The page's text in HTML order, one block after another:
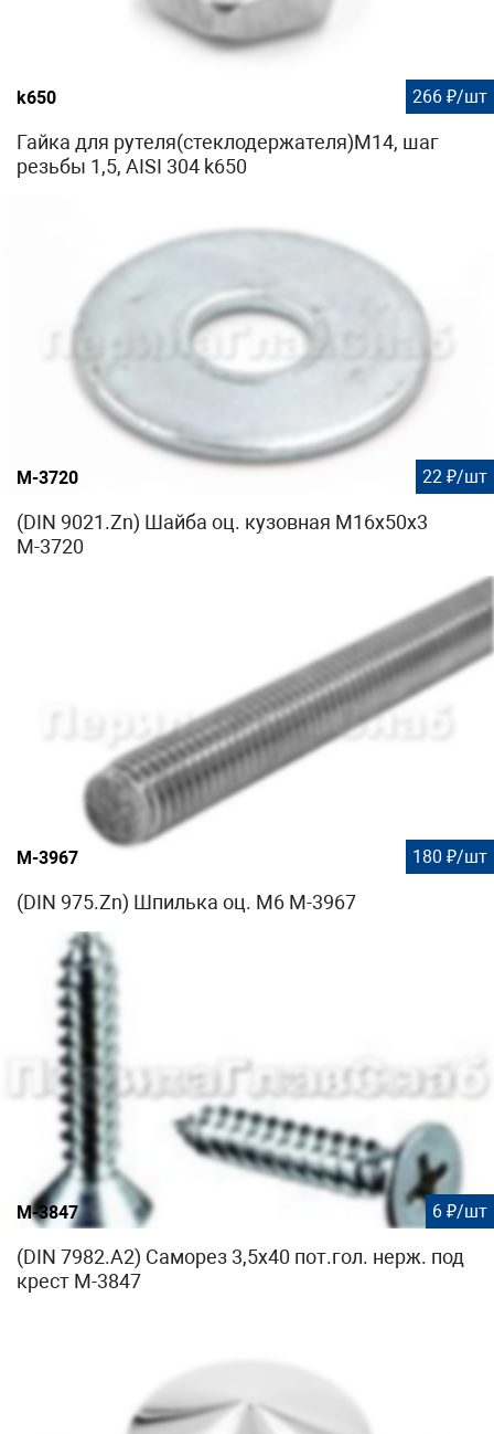
k650 266 ₽/шт
Гайка для рутеля(стеклодержателя)М14, шаг
резьбы 1,5, AISI 304 k650
М-3720 22 ₽/шт
(DIN 9021.Zn) Шайба оц. кузовная М16х50х3
М-3720
М-3967 180 ₽/шт
(DIN 975.Zn) Шпилька оц. М6 М-3967
М-3847 6 ₽/шт
(DIN 7982.А2) Саморез 3,5х40 пот.гол. нерж. под
крест М-3847